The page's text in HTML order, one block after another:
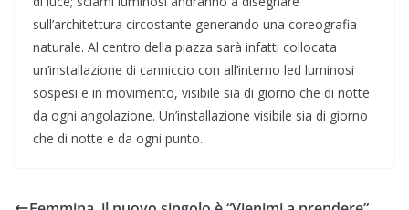
sull’architettura circostante generando una coreografia
naturale. Al centro della piazza sarà infatti collocata
un’installazione di canniccio con all’interno led luminosi
sospesi e in movimento, visibile sia di giorno che di notte
da ogni angolazione. Un’installazione visibile sia di giorno
che di notte e da ogni punto.